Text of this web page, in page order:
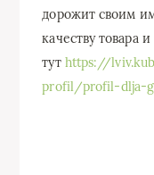
дорожит своим
качеству товара
тут https://
profil/profil-dlja-